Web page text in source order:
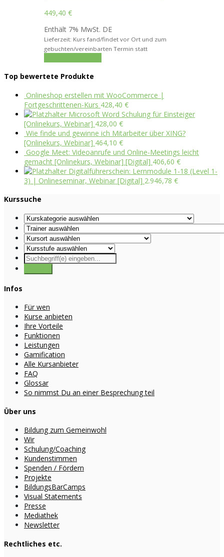
449,40 €
Enthält 7% MwSt. DE
Lieferzeit: Kurs fand/findet vor Ort und zum
gebuchten/vereinbarten Termin statt
Top bewertete Produkte
Onlineshop erstellen mit WooCommerce |
Fortgeschrittenen-Kurs 428,40 €
Microsoft Word Schulung für Einsteiger
[Onlinekurs, Webinar] 428,00 €
Wie finde und gewinne ich Mitarbeiter über XING?
[Onlinekurs, Webinar] 464,10 €
Google Meet: Videoanrufe und Online-Meetings leicht
gemacht [Onlinekurs, Webinar] [Digital] 406,60 €
Digitalführerschein: Lernmodule 1-18 (Level 1-
3) | Onlineseminar, Webinar [Digital] 2.946,78 €
Kurssuche
Infos
Für wen
Kurse anbieten
Ihre Vorteile
Funktionen
Leistungen
Gamification
Alle Kursanbieter
FAQ
Glossar
So nimmst Du an einer Besprechung teil
Über uns
Bildung zum Gemeinwohl
Wir
Schulung/Coaching
Kundenstimmen
Spenden / Fördern
Projekte
BildungsBarCamps
Visual Statements
Presse
Mediathek
Newsletter
Rechtliches etc.